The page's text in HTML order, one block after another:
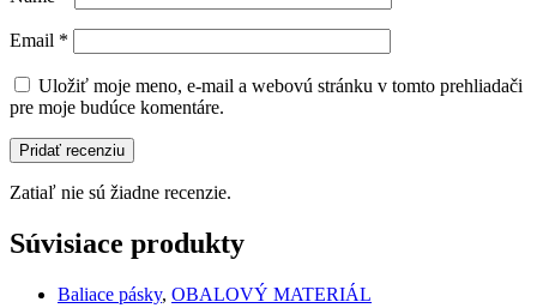
Email *
Uložiť moje meno, e-mail a webovú stránku v tomto prehliadači
pre moje budúce komentáre.
Zatiaľ nie sú žiadne recenzie.
Súvisiace produkty
Baliace pásky, OBALOVÝ MATERIÁL